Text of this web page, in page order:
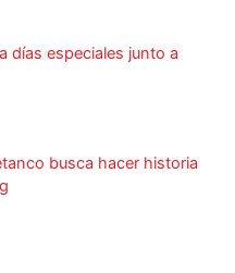
días especiales junto a
busca hacer historia